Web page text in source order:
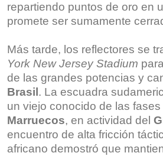
repartiendo puntos de oro en
promete ser sumamente
Más tarde, los reflectores se
York New Jersey Stadium
de las grandes potencias y
Brasil . La escuadra
un viejo conocido de las
Marruecos, en actividad del
encuentro de alta fricción
africano demostró que